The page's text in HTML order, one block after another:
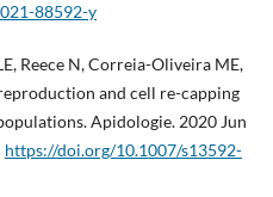
88592-y
Reece N, Correia-Oliveira ME,
and cell re-capping
Apidologie. 2020 Jun
https://doi.org/10.1007/s13592-